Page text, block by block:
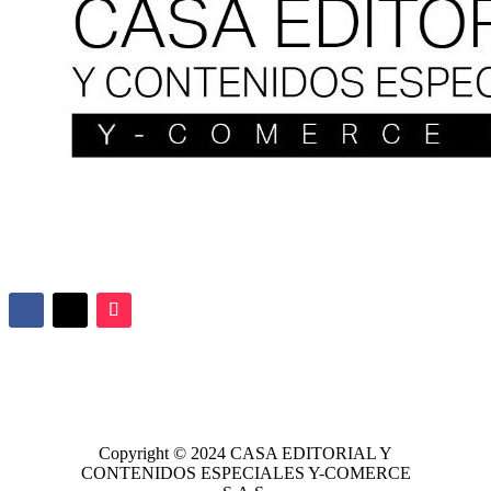
Copyright © 2024 CASA EDITORIALY
CONTENIDOS ESPECIALES Y-COMERCE